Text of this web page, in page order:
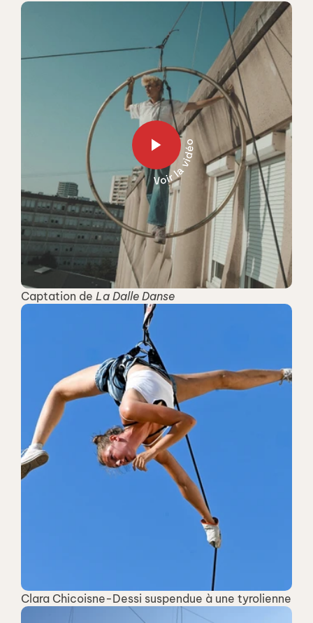
Clara Chicoisne-Dessi suspendue à une tyrolienne
Captation de La Dalle Danse